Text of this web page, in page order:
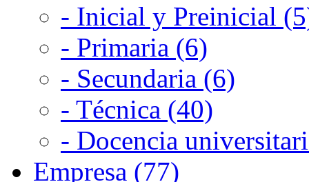
- Inicial y Preinicial
- Primaria (6)
- Secundaria (6)
- Técnica (40)
- Docencia
Empresa (77)